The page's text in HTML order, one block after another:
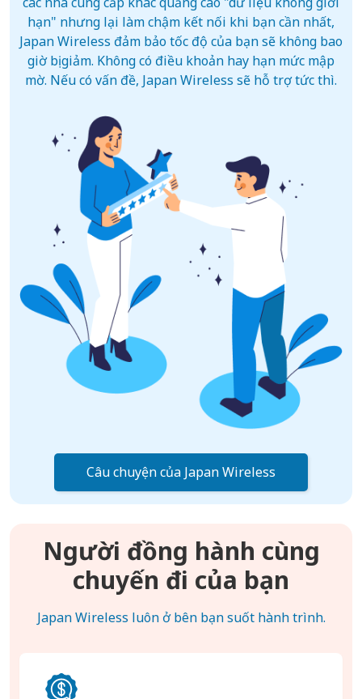
hạn" nhưng lại làm chậm kết nối khi bạn cần nhất,
Japan Wireless đảm bảo tốc độ của bạn sẽ không bao
giờ bị giảm. Không có điều khoản hay hạn mức mập
mờ. Nếu có vấn đề, Japan Wireless sẽ hỗ trợ tức thì.
Câu chuyện của Japan Wireless
Người đồng hành cùng
chuyến đi của bạn
Japan Wireless luôn ở bên bạn suốt hành trình.